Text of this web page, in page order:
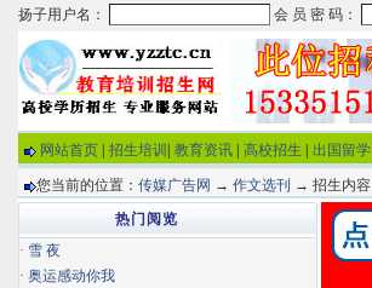
网站首页 招生培训 教育资讯 高校招生 出国留学
您当前的位置： 传媒广告网 → 作文选刊 → 招生内容
热门阅览
· 雪 夜
· 奥运感动你我